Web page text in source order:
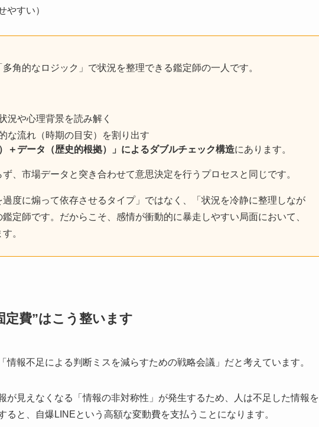
やすい）
角的なロジック」で状況を整理できる鑑定師の一人です。
況や心理背景を読み解く
な流れ（時期の目安）を割り出す
＋データ（歴史的根拠）」によるダブルチェック構造にあります。
、市場データと突き合わせて意思決定を行うプロセスと同じです。
度に煽って依存させるタイプ」ではなく、「状況を冷静に整理しなが
定師です。だからこそ、感情が衝動的に暴走しやすい局面において、
。
定費”はこう整います
報不足による判断ミスを減らすための戦略会議」だと考えています。
が見えなくなる「情報の非対称性」が発生するため、人は不足した情報を
と、自爆LINEという高額な変動費を支払うことになります。